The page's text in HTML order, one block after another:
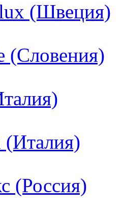
(Швеция)
(Словения)
(Россия)